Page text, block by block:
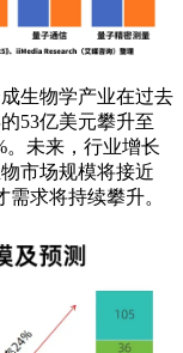
生物学产业在过去
53亿美元攀升至
。未来，行业增长
市场规模将接近
求将持续攀升。